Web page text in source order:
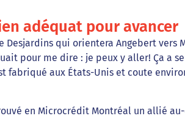
adéquat pour avancer
Desjardins qui orientera Angebert
pour me dire : je peux y aller! Ça
fabriqué aux États-Unis et coute
en Microcrédit Montréal un allié